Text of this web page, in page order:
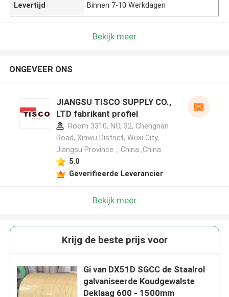
Levertijd Binnen 7-10 Werkdagen
Bekijk meer
ONGEVEER ONS
JIANGSU TISCO SUPPLY CO.,
LTD fabrikant profiel
Room 3310, NO, 32, Chengnan
Road, Xinwu District, Wuxi City,
Jiangsu Province，China ,China
5.0
Geverifieerde Leverancier
Bekijk meer
Krijg de beste prijs voor
Gi van DX51D SGCC de Staalrol
galvaniseerde Koudgewalste
Deklaag 600 - 1500mm